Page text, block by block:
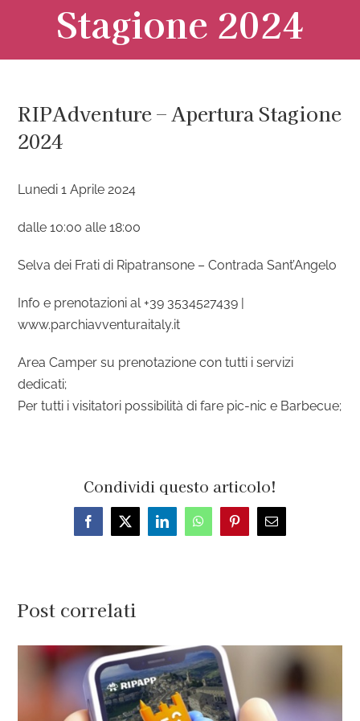
Stagione 2024
RIPAdventure – Apertura Stagione
2024
Lunedi 1 Aprile 2024
dalle 10:00 alle 18:00
Selva dei Frati di Ripatransone – Contrada Sant’Angelo
Info e prenotazioni al +39 3534527439 |
www.parchiavventuraitaly.it
Area Camper su prenotazione con tutti i servizi
dedicati;
Per tutti i visitatori possibilità di fare pic-nic e Barbecue;
Condividi questo articolo!
Facebook
X LinkedInWhatsAppPinterestEmail
Post correlati